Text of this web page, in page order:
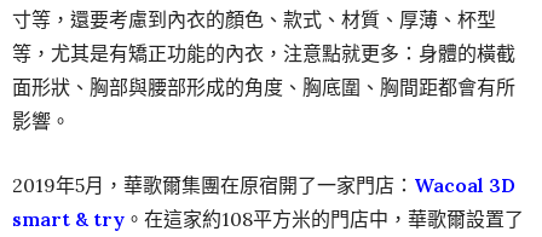
寸等，還要考慮到內衣的顏色、款式、材質、厚薄、杯型
等，尤其是有矯正功能的內衣，注意點就更多：身體的橫截
面形狀、胸部與腰部形成的角度、胸底圍、胸間距都會有所
影響。
2019年5月，華歌爾集團在原宿開了一家門店： Wacoal 3D
smart & try 。在這家約108平方米的門店中，華歌爾設置了